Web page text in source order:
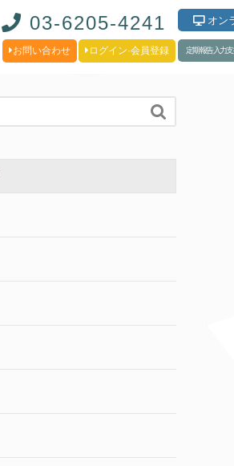
オン
定期報告入力
03-6205-4241
お問い合わせ ログイン·会員登録
